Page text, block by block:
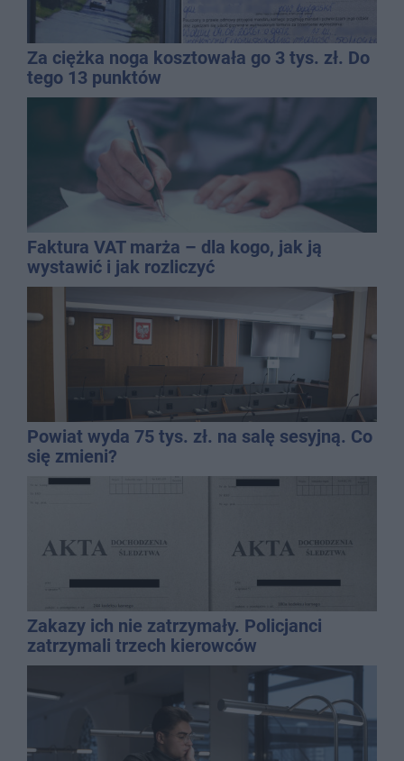
Za ciężka noga kosztowała go 3 tys. zł. Do
tego 13 punktów
Faktura VAT marża – dla kogo, jak ją
wystawić i jak rozliczyć
Powiat wyda 75 tys. zł. na salę sesyjną. Co
się zmieni?
Zakazy ich nie zatrzymały. Policjanci
zatrzymali trzech kierowców